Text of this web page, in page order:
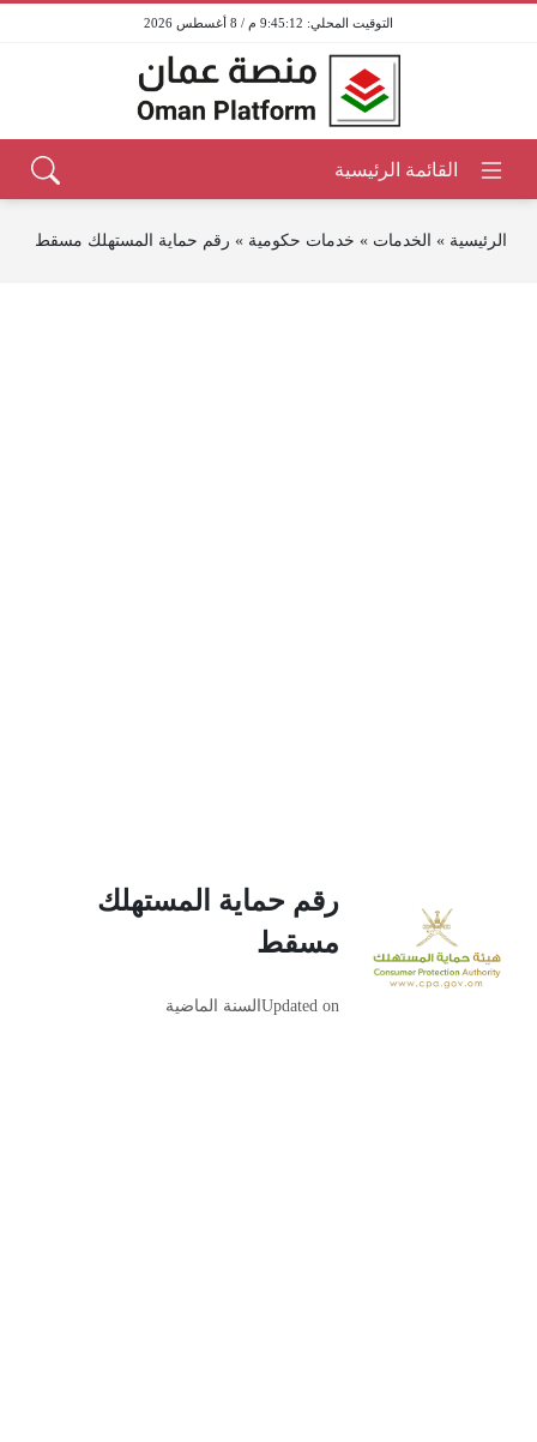
9:45:12 م / 8 أغسطس 2026
الرئيسية » الخدمات » خدمات حكومية » رقم حماية المستهلك مسقط
رقم حماية المستهلك
مسقط
Updated on السنة الماضية